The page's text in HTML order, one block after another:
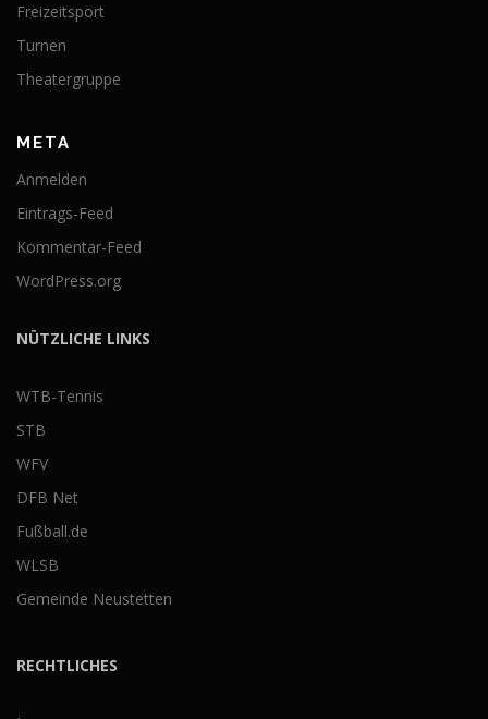
Freizeitsport
Turnen
Theatergruppe
META
Anmelden
Eintrags-Feed
Kommentar-Feed
WordPress.org
NÜTZLICHE LINKS
WTB-Tennis
STB
WFV
DFB Net
Fußball.de
WLSB
Gemeinde Neustetten
RECHTLICHES